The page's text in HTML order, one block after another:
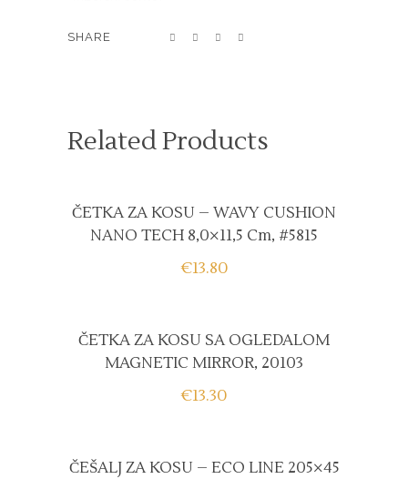
BLACK
SHARE
Related Products
ČETKA ZA KOSU – WAVY CUSHION
NANO TECH 8,0×11,5 Cm, #5815
€13.80
ČETKA ZA KOSU SA OGLEDALOM
MAGNETIC MIRROR, 20103
€13.30
ČEŠALJ ZA KOSU – ECO LINE 205×45